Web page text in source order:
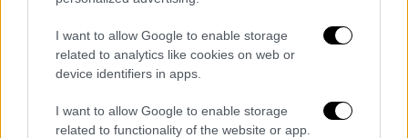
I want to allow Google to enable storage
related to analytics like cookies on web or
device identifiers in apps.
I want to allow Google to enable storage
related to functionality of the website or app.
στις πετρελαιοκίνητες εκδόσεις 2.0L
EcoBlue και 1.5L EcoBlue, με απόδοση 190
και 120 ίππους, αλλά και σε εκείνη με τον
καταξιωμένο 1.5L EcoBoost κινητήρα
βενζίνης της Ford, σε εκδόσεις με 120 και
150 ίππους.